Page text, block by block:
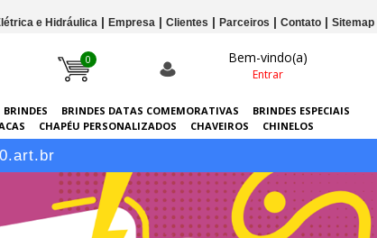
e Hidráulica Empresa Clientes Parceiros Contato Sitemap
0 Bem-vindo(a)
Entrar
BRINDES BRINDES DATAS COMEMORATIVAS
BRINDES ESPECIAIS
CHAPÉU PERSONALIZADOS CHAVEIROS
CHINELOS
GRÁFICA GUARDA-CHUVAS KITS
LANÇAMENTOS